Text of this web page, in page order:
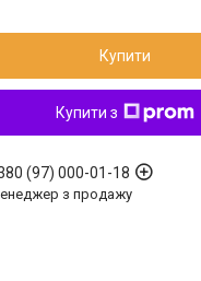
Купити
Купити з
(97) 000-01-18
з продажу